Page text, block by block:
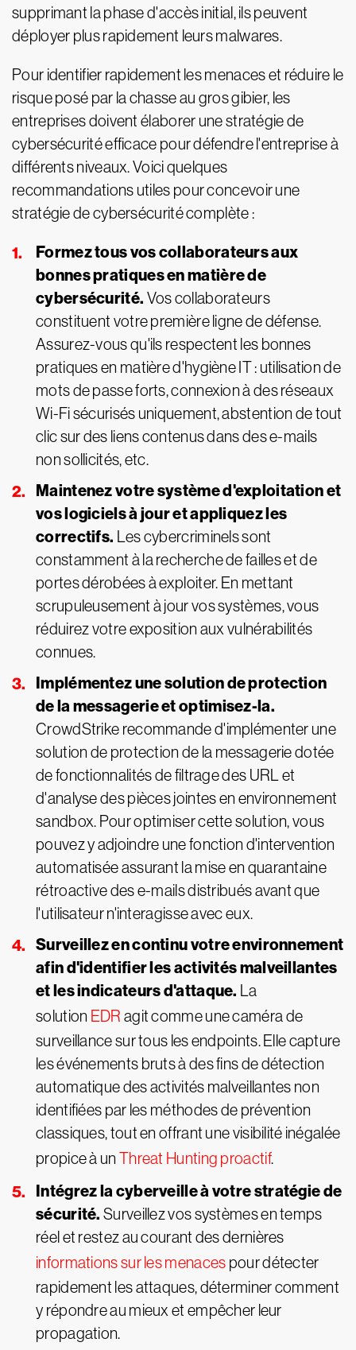
supprimant la phase d'accès initial, ils peuvent
déployer plus rapidement leurs malwares.
Pour identifier rapidement les menaces et réduire le
risque posé par la chasse au gros gibier, les
entreprises doivent élaborer une stratégie de
cybersécurité efficace pour défendre l'entreprise à
différents niveaux. Voici quelques
recommandations utiles pour concevoir une
stratégie de cybersécurité complète :
Formez tous vos collaborateurs aux
bonnes pratiques en matière de
cybersécurité. Vos collaborateurs
constituent votre première ligne de défense.
Assurez-vous qu'ils respectent les bonnes
pratiques en matière d'hygiène IT : utilisation de
mots de passe forts, connexion à des réseaux
Wi-Fi sécurisés uniquement, abstention de tout
clic sur des liens contenus dans des e-mails
non sollicités, etc.
Maintenez votre système d'exploitation et
vos logiciels à jour et appliquez les
correctifs. Les cybercriminels sont
constamment à la recherche de failles et de
portes dérobées à exploiter. En mettant
scrupuleusement à jour vos systèmes, vous
réduirez votre exposition aux vulnérabilités
connues.
Implémentez une solution de protection
de la messagerie et optimisez-la.
CrowdStrike recommande d'implémenter une
solution de protection de la messagerie dotée
de fonctionnalités de filtrage des URL et
d'analyse des pièces jointes en environnement
sandbox. Pour optimiser cette solution, vous
pouvez y adjoindre une fonction d'intervention
automatisée assurant la mise en quarantaine
rétroactive des e-mails distribués avant que
l'utilisateur n'interagisse avec eux.
Surveillez en continu votre environnement
afin d'identifier les activités malveillantes
et les indicateurs d'attaque. La
solution EDR agit comme une caméra de
surveillance sur tous les endpoints. Elle capture
les événements bruts à des fins de détection
automatique des activités malveillantes non
identifiées par les méthodes de prévention
classiques, tout en offrant une visibilité inégalée
propice à un Threat Hunting proactif.
Intégrez la cyberveille à votre stratégie de
sécurité. Surveillez vos systèmes en temps
réel et restez au courant des dernières
informations sur les menaces pour détecter
rapidement les attaques, déterminer comment
y répondre au mieux et empêcher leur
propagation.